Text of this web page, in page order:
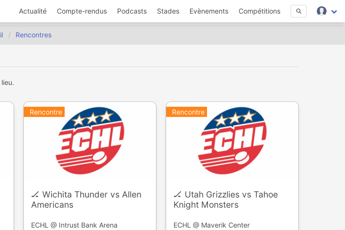
Actualité Compte-rendus Podcasts Stades Evènements Compétitions
Rencontres
Rencontre
🏒 Wichita Thunder vs Allen
Americans
ECHL @ Intrust Bank Arena
Rencontre
🏒 Utah Grizzlies vs Tahoe
Knight Monsters
ECHL @ Maverik Center